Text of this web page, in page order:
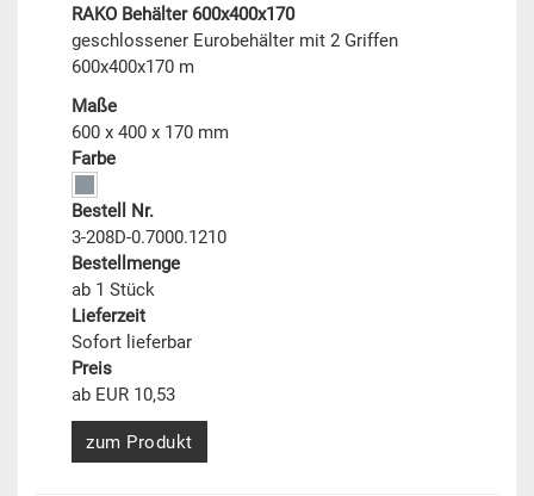
RAKO Behälter 600x400x170
geschlossener Eurobehälter mit 2 Griffen
600x400x170 m
Maße
600 x 400 x 170 mm
Farbe
Bestell Nr.
3-208D-0.7000.1210
Bestellmenge
ab 1 Stück
Lieferzeit
Sofort lieferbar
Preis
ab EUR 10,53
zum Produkt